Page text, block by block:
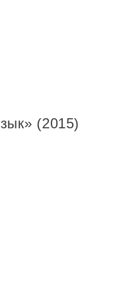
(2015)